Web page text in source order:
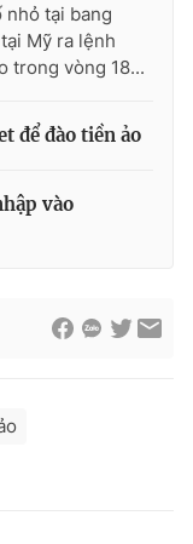
Việt
bằng AI
nhỏ tại bang
Mỹ ra lệnh
trong vòng 18...
để đào tiền ảo
vào